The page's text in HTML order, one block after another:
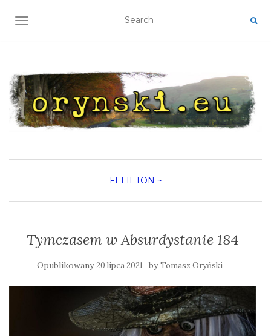
TOGGLE NAVIGATION
FELIETON ~
Tymczasem w Absurdystanie 184
Opublikowany20 lipca 2021 byTomasz Oryński